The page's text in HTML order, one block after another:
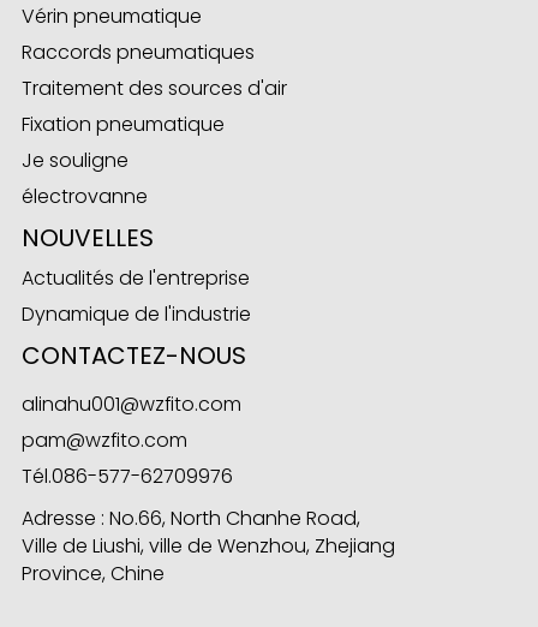
Vérin pneumatique
Raccords pneumatiques
Traitement des sources d'air
Fixation pneumatique
Je souligne
électrovanne
NOUVELLES
Actualités de l'entreprise
Dynamique de l'industrie
CONTACTEZ-NOUS
alinahu001@wzfito.com
pam@wzfito.com
Tél.086-577-62709976
Adresse : No.66, North Chanhe Road,
Ville de Liushi, ville de Wenzhou, Zhejiang
Province, Chine